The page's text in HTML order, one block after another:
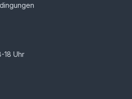
18 Uhr